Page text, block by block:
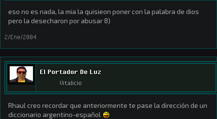
eso no es nada, la mia la quisieon poner con la palabra de dios
pero la desecharon por abusar 8)
2/Ene/2004
El Portador De Luz
Vitalicio
Rhaul creo recordar que anteriormente te pase la dirección de un
diccionario argentino-español